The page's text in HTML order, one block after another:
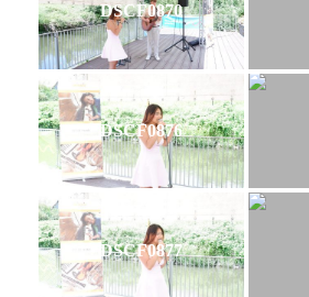
DSCF0870
DSCF0876
DSCF0877